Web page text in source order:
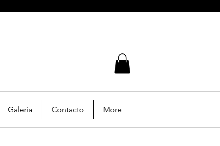
Galería Contacto More